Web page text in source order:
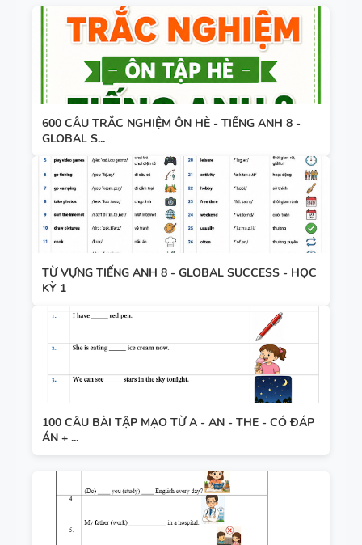
600 CÂU TRẮC NGHIỆM ÔN HÈ - TIẾNG ANH 8 -
GLOBAL S...
TỪ VỰNG TIẾNG ANH 8 - GLOBAL SUCCESS - HỌC
KỲ 1
100 CÂU BÀI TẬP MẠO TỪ A - AN - THE - CÓ ĐÁP
ÁN + ...